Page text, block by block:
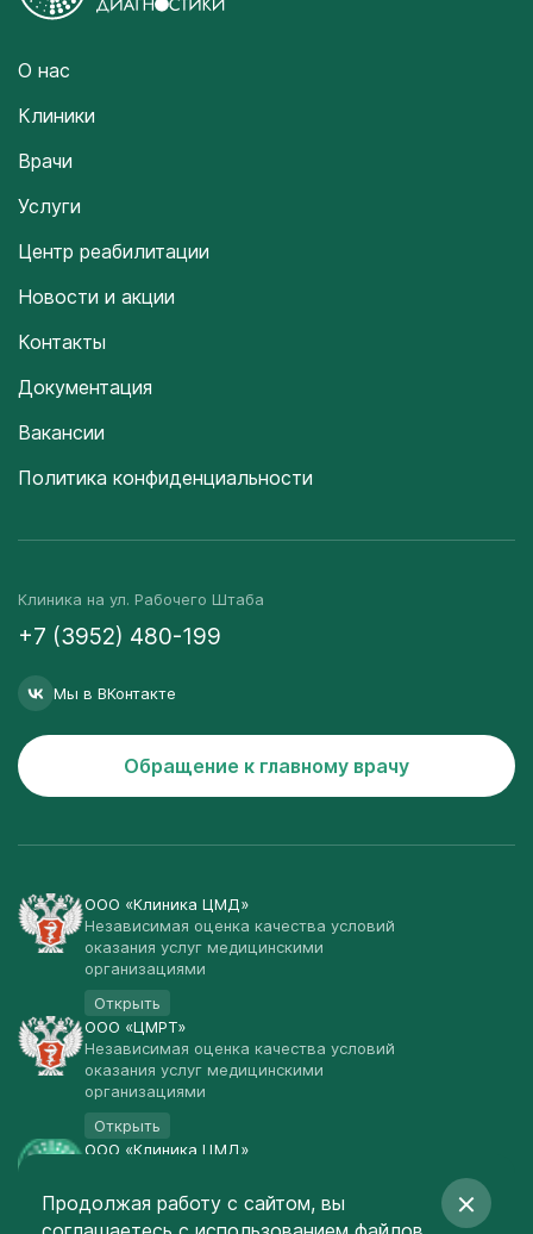
О нас
Клиники
Врачи
Услуги
Центр реабилитации
Новости и акции
Контакты
Документация
Вакансии
Политика конфиденциальности
Клиника на ул. Рабочего Штаба
+7 (3952) 480-199
Мы в ВКонтакте
Обращение к главному врачу
ООО «Клиника ЦМД»
Независимая оценка качества условий
оказания услуг медицинскими
организациями
Открыть
ООО «ЦМРТ»
Независимая оценка качества условий
оказания услуг медицинскими
организациями
Открыть
ООО «Клиника ЦМД»
Открыть
Продолжая работу с сайтом, вы